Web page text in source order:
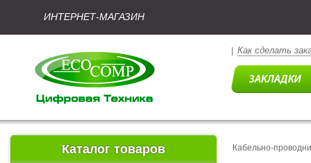
ИНТЕРНЕТ-МАГАЗИН
Как сделать
Каталог товаров Кабельно-